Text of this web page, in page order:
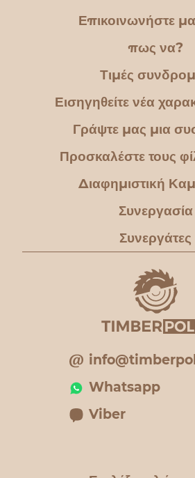
Επικοινωνήστε
πως να?
Τιμές
Εισηγηθείτε νέα
Γράψτε μας μια
Προσκαλέστε τους
Διαφημιστική
Συνεργασία
Συνεργάτες
Whatsapp
Viber